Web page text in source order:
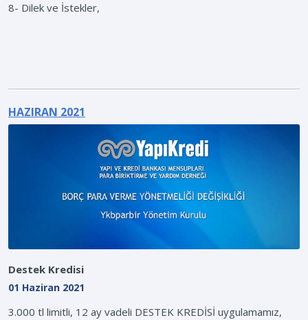
8- Dilek ve İstekler,
HAZIRAN 2021
Destek Kredisi
01 Haziran 2021
3.000 tl limitli, 12 ay vadeli DESTEK KREDİSİ uygulamamız,